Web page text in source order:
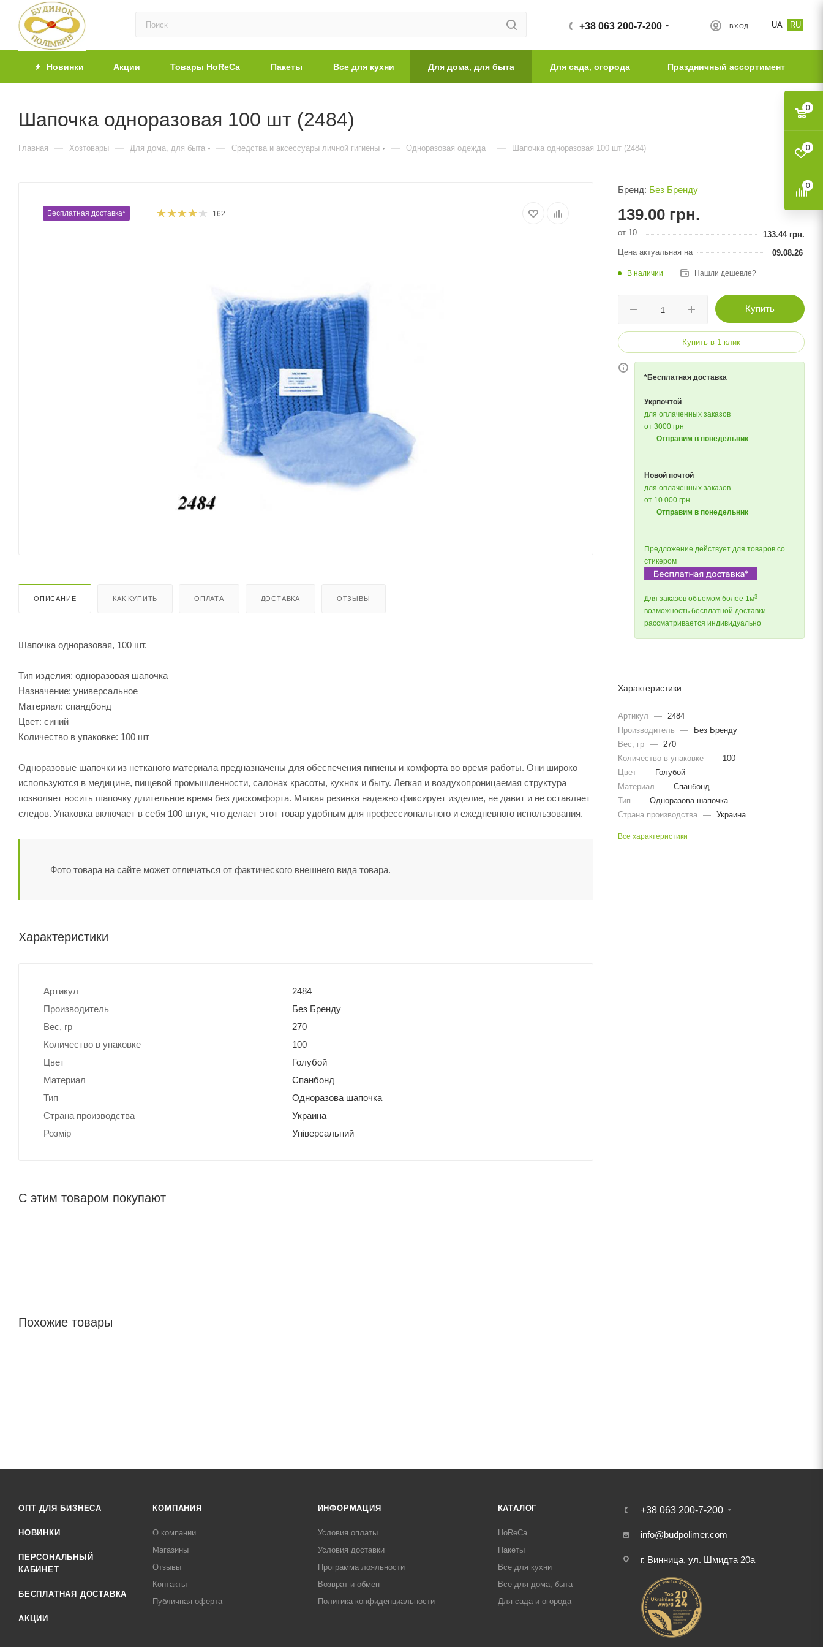
UA RU
ВХОД
+38 063 200-7-200
Новинки Акции Товары HoReCa Пакеты Все для кухни Для дома, для быта Для сада, огорода Праздничный ассортимент
Шапочка одноразовая 100 шт (2484)
Главная — Хозтовары — Для дома, для быта — Средства и аксессуары личной гигиены — Одноразовая одежда — Шапочка одноразовая 100 шт (2484)
Бесплатная доставка* 162
ОПИСАНИЕ КАК КУПИТЬ ОПЛАТА ДОСТАВКА ОТЗЫВЫ
Шапочка одноразовая, 100 шт.
Тип изделия: одноразовая шапочка
Назначение: универсальное
Материал: спандбонд
Цвет: синий
Количество в упаковке: 100 шт
Одноразовые шапочки из нетканого материала предназначены для обеспечения гигиены и комфорта во время работы. Они широко
используются в медицине, пищевой промышленности, салонах красоты, кухнях и быту. Легкая и воздухопроницаемая структура
позволяет носить шапочку длительное время без дискомфорта. Мягкая резинка надежно фиксирует изделие, не давит и не оставляет
следов. Упаковка включает в себя 100 штук, что делает этот товар удобным для профессионального и ежедневного использования.
Фото товара на сайте может отличаться от фактического внешнего вида товара.
Характеристики
Артикул
2484
Производитель
Без Бренду
Вес, гр
270
Количество в упаковке
100
Цвет
Голубой
Материал
Спанбонд
Тип
Одноразова шапочка
Страна производства
Украина
Розмір
Універсальний
С этим товаром покупают
Похожие товары
Бренд: Без Бренду
139.00 грн.
от 10 133.44грн.
Цена актуальная на
09.08.26
В наличии Нашли дешевле?
Купить
Купить в 1 клик
*Бесплатная доставка
Укрпочтой
для оплаченных заказов
от 3000 грн
Отправим в понедельник
Новой почтой
для оплаченных заказов
от 10 000 грн
Отправим в понедельник
Предложение действует для товаров со
стикером
Для заказов объемом более 1м3
возможность бесплатной доставки
рассматривается индивидуально
Характеристики
Артикул —
2484
Производитель
—
Без Бренду
Вес, гр —
270
Количество в упаковке —
100
Цвет —
Голубой
Материал
— Спанбонд
Тип
— Одноразова шапочка
Страна производства — Украина
Все характеристики
ОПТ ДЛЯ БИЗНЕСА
НОВИНКИ
ПЕРСОНАЛЬНЫЙ
КАБИНЕТ
БЕСПЛАТНАЯ ДОСТАВКА
АКЦИИ
КОМПАНИЯ
О компании
Магазины
Отзывы
Контакты
Публичная оферта
ИНФОРМАЦИЯ
Условия оплаты
Условия доставки
Программа лояльности
Возврат и обмен
Политика конфиденциальности
КАТАЛОГ
HoReCa
Пакеты
Все для кухни
Все для дома, быта
Для сада и огорода
+38 063 200-7-200
info@budpolimer.com
г. Винница, ул. Шмидта 20а
0
0
0